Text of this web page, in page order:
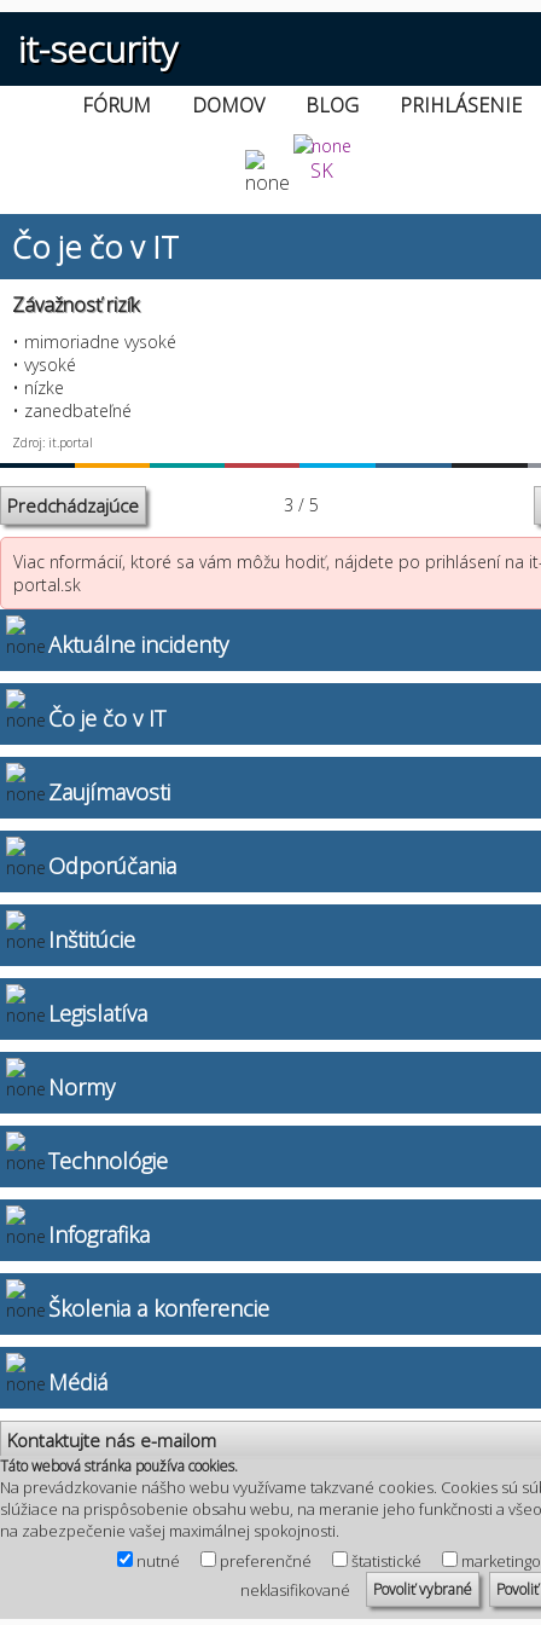
Táto webová stránka používa cookies.
Na prevádzkovanie nášho webu využívame takzvané cookies. Cookies sú
slúžiace na prispôsobenie obsahu webu, na meranie jeho funkčnosti a
na zabezpečenie vašej maximálnej spokojnosti.
nutné
preferenčné štatistické
neklasifikované
Povoliť vybrané
it-security
FÓRUM DOMOV BLOG PRIHLÁSENIE
SK
Čo je čo v IT
Závažnosť rizík
• mimoriadne vysoké
• vysoké
• nízke
• zanedbateľné
Zdroj: it.portal
Predchádzajúce 3 / 5
Viac nformácií, ktoré sa vám môžu hodiť, nájdete po prihlásení na
portal.sk
Aktuálne incidenty
Čo je čo v IT
Zaujímavosti
Odporúčania
Inštitúcie
Legislatíva
Normy
Technológie
Infografika
Školenia a konferencie
Médiá
Kontaktujte nás e-mailom